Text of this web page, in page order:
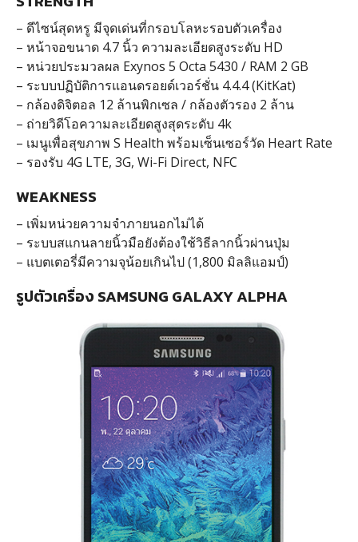
– ดีไซน์สุดหรู มีจุดเด่นที่กรอบโลหะรอบตัวเครื่อง
– หน้าจอขนาด 4.7 นิ้ว ความละเอียดสูงระดับ HD
– หน่วยประมวลผล Exynos 5 Octa 5430 / RAM 2 GB
– ระบบปฏิบัติการแอนดรอยด์เวอร์ชั่น 4.4.4 (KitKat)
– กล้องดิจิตอล 12 ล้านพิกเซล / กล้องตัวรอง 2 ล้าน
– ถ่ายวิดีโอความละเอียดสูงสุดระดับ 4k
– เมนูเพื่อสุขภาพ S Health พร้อมเซ็นเซอร์วัด Heart Rate
– รองรับ 4G LTE, 3G, Wi-Fi Direct, NFC
WEAKNESS
– เพิ่มหน่วยความจำภายนอกไม่ได้
– ระบบสแกนลายนิ้วมือยังต้องใช้วิธีลากนิ้วผ่านปุ่ม
– แบตเตอรี่มีความจุน้อยเกินไป (1,800 มิลลิแอมป์)
รูปตัวเครื่อง SAMSUNG GALAXY ALPHA